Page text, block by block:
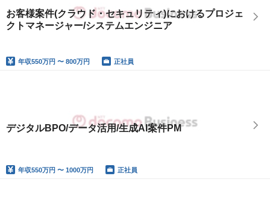
お客様案件(クラウド・セキュリティ)におけるプロジェ
クトマネージャー/システムエンジニア
年収550万円 〜 800万円 正社員
デジタルBPO/データ活用/生成AI案件PM
年収550万円 〜 1000万円 正社員